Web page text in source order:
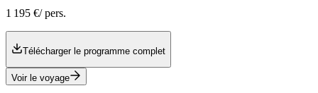
1 195 €/ pers.
Télécharger le programme complet
Voir le voyage